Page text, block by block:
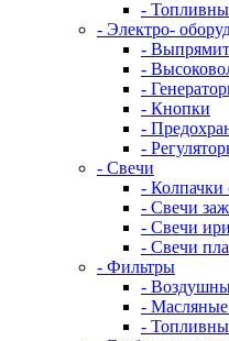
-
- Электро-
-
-
-
- Кнопки
-
-
- Свечи
- Колпачки
- Свечи
- Свечи
- Свечи
- Фильтры
-
-
-